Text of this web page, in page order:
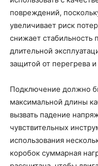
повреждений,
увеличивает риск
снижает стабильность
длительной
защитой от перегрева и
Подключение должно
максимальной длины
вызвать падение
чувствительных
использования
коробок суммарная